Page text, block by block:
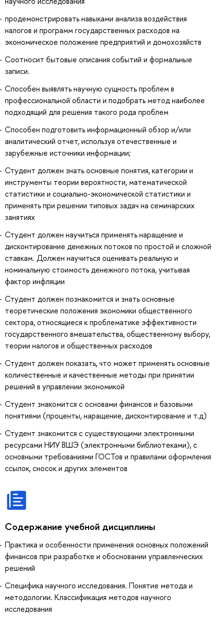
продемонстрировать навыками анализа воздействия
налогов и программ государственных расходов на
экономическое положение предприятий и домохозяйств
Соотносит бытовые описания событий и формальные
записи.
Способен выявлять научную сущность проблем в
профессиональной области и подобрать метод наиболее
подходящий для решения такого рода проблем
Способен подготовить информационный обзор и/или
аналитический отчет, используя отечественные и
зарубежные источники информации;
Студент должен знать основные понятия, категории и
инструменты теории вероятности, математической
статистики и социально-экономической статистики и
применять при решении типовых задач на семинарских
занятиях
Студент должен научиться применять наращение и
дисконтирование денежных потоков по простой и сложной
ставкам. Должен научиться оценивать реальную и
номинальную стоимость денежного потока, учитывая
фактор инфляции
Студент должен познакомится и знать основные
теоретические положения экономики общественного
сектора, относящиеся к проблематике эффективности
государственного вмешательства, общественному выбору,
теории налогов и общественных расходов
Студент должен показать, что может применять основные
количественные и качественные методы при принятии
решений в управлении экономикой
Студент знакомится с основами финансов и базовыми
понятиями (проценты, наращение, дисконтирование и т.д)
Студент знакомится с существующими электронными
ресурсами НИУ ВШЭ (электронными библиотеками), с
основными требованиями ГОСТов и правилами оформления
ссылок, сносок и других элементов
Содержание учебной дисциплины
Практика и особенности применения основных положений
финансов при разработке и обосновании управленческих
решений
Специфика научного исследования. Понятие метода и
методологии. Классификация методов научного
исследования